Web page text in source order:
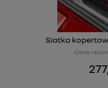
Siatka
Cena